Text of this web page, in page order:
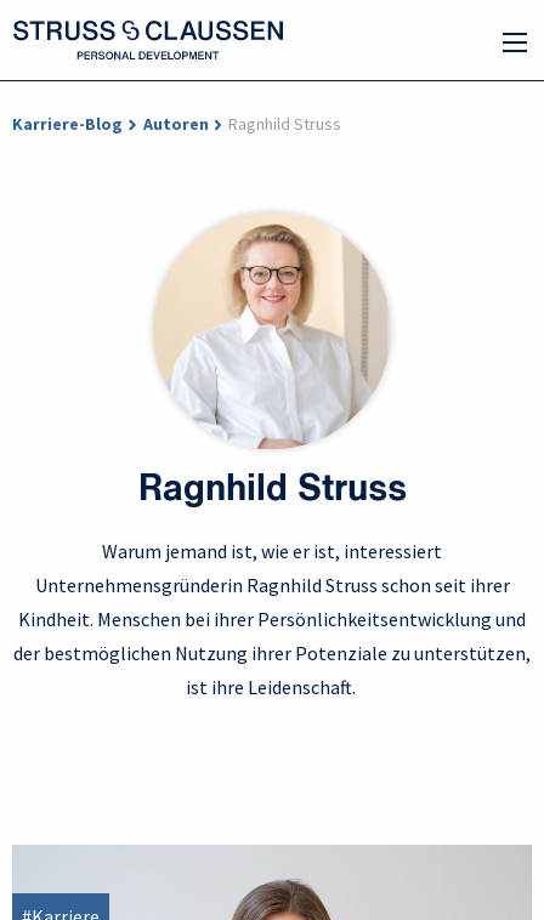
Karriere-Blog Autoren Ragnhild Struss
Ragnhild Struss
Warum jemand ist, wie er ist, interessiert
Unternehmensgründerin Ragnhild Struss schon seit ihrer
Kindheit. Menschen bei ihrer Persönlichkeitsentwicklung und
der bestmöglichen Nutzung ihrer Potenziale zu unterstützen,
ist ihre Leidenschaft.